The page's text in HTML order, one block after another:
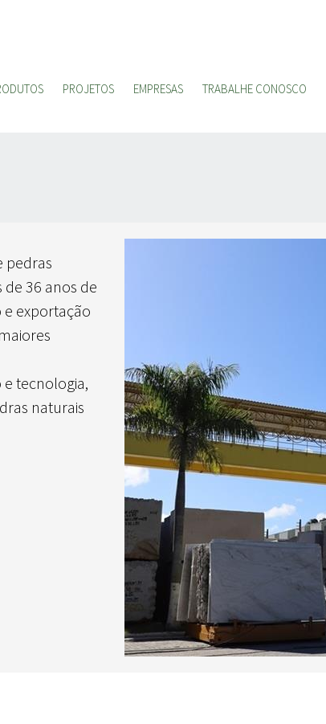
PROJETOS EMPRESAS TRABALHE CONOSCO
pedras
36 anos de
exportação
tecnologia,
naturais